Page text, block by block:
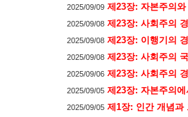
2025/09/09 제23장: 자본주의
2025/09/08 제23장: 사회주의
2025/09/08 제23장: 이행기의
2025/09/08 제23장: 사회주의
2025/09/06 제23장: 사회주의
2025/09/05 제23장: 자본주의
2025/09/05 제1장: 인간 개념과